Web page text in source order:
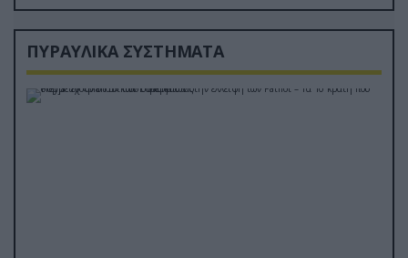
ΠΥΡΑΥΛΙΚΑ ΣΥΣΤΗΜΑΤΑ